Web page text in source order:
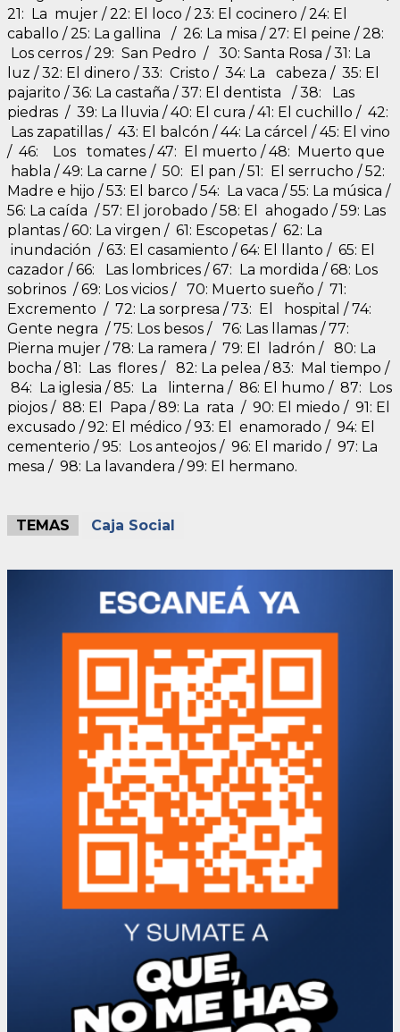
21: La mujer / 22: El loco / 23: El cocinero / 24: El
caballo / 25: La gallina / 26: La misa / 27: El peine / 28:
Los cerros / 29: San Pedro / 30: Santa Rosa / 31: La
luz / 32: El dinero / 33: Cristo / 34: La cabeza / 35: El
pajarito / 36: La castaña / 37: El dentista / 38: Las
piedras / 39: La lluvia / 40: El cura / 41: El cuchillo / 42:
Las zapatillas / 43: El balcón / 44: La cárcel / 45: El vino
/ 46: Los tomates / 47: El muerto / 48: Muerto que
habla / 49: La carne / 50: El pan / 51: El serrucho / 52:
Madre e hijo / 53: El barco / 54: La vaca / 55: La música /
56: La caída / 57: El jorobado / 58: El ahogado / 59: Las
plantas / 60: La virgen / 61: Escopetas / 62: La
inundación / 63: El casamiento / 64: El llanto / 65: El
cazador / 66: Las lombrices / 67: La mordida / 68: Los
sobrinos / 69: Los vicios / 70: Muerto sueño / 71:
Excremento / 72: La sorpresa / 73: El hospital / 74:
Gente negra / 75: Los besos / 76: Las llamas / 77:
Pierna mujer / 78: La ramera / 79: El ladrón / 80: La
bocha / 81: Las flores / 82: La pelea / 83: Mal tiempo /
84: La iglesia / 85: La linterna / 86: El humo / 87: Los
piojos / 88: El Papa / 89: La rata / 90: El miedo / 91: El
excusado / 92: El médico / 93: El enamorado / 94: El
cementerio / 95: Los anteojos / 96: El marido / 97: La
mesa / 98: La lavandera / 99: El hermano.
TEMAS Caja Social